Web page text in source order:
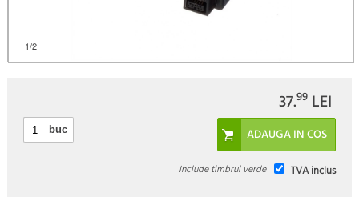
1/2
37.99 LEI
buc
TVA inclus
Include timbrul verde